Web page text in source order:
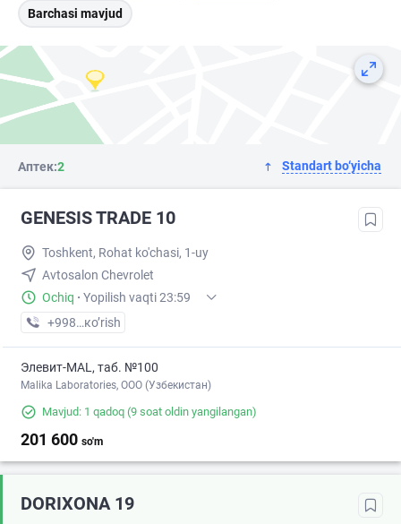
Barchasi mavjud
Аптек:2 Standart bo‘yicha
GENESIS TRADE 10
Toshkent, Rohat ko'chasi, 1-uy
Avtosalon Chevrolet
Ochiq · Yopilish vaqti 23:59
+998 (95) XXX-XX-XX
кo’rish
Элевит-MAL, таб. №100
Malika Laboratories, ООО (Узбекистан)
Mavjud: 1 qadoq (9 soat oldin yangilangan)
201 600 so'm
DORIXONA 19